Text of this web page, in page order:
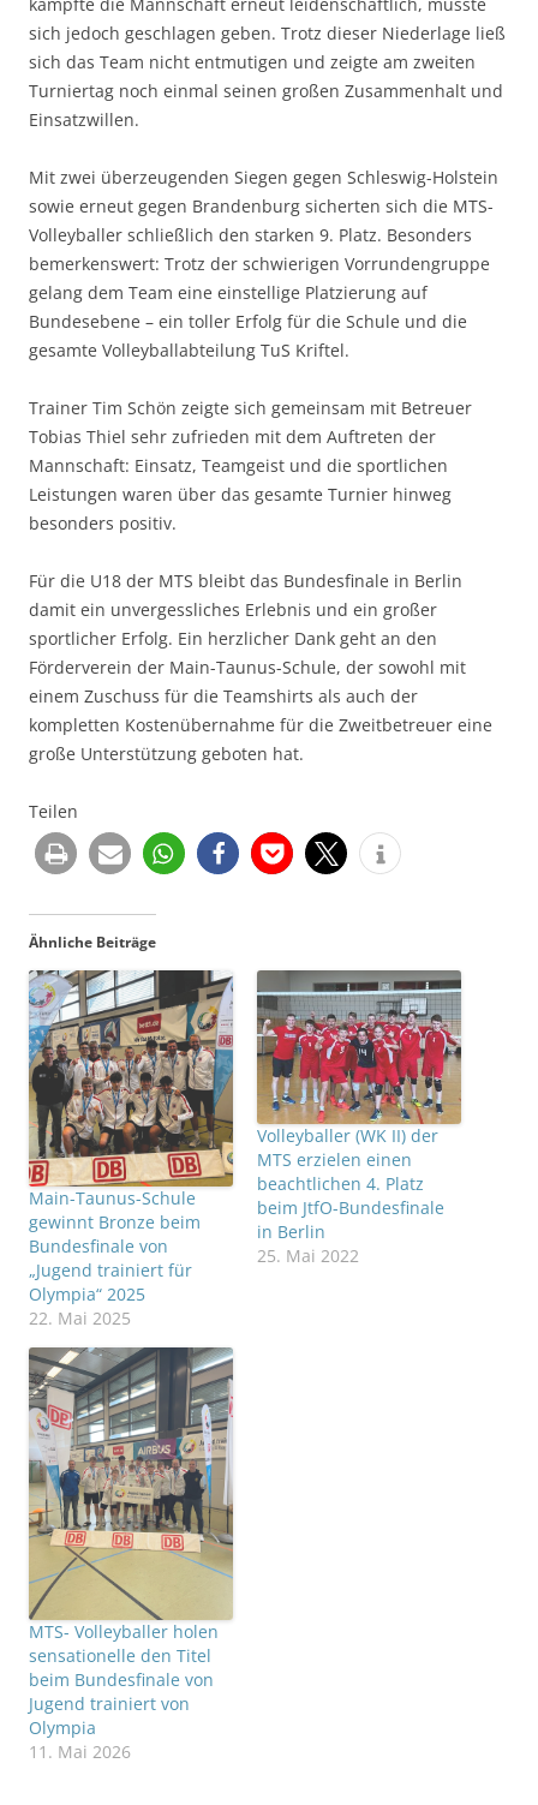
kämpfte die Mannschaft erneut leidenschaftlich, musste
sich jedoch geschlagen geben. Trotz dieser Niederlage ließ
sich das Team nicht entmutigen und zeigte am zweiten
Turniertag noch einmal seinen großen Zusammenhalt und
Einsatzwillen.
Mit zwei überzeugenden Siegen gegen Schleswig-Holstein
sowie erneut gegen Brandenburg sicherten sich die MTS-
Volleyballer schließlich den starken 9. Platz. Besonders
bemerkenswert: Trotz der schwierigen Vorrundengruppe
gelang dem Team eine einstellige Platzierung auf
Bundesebene – ein toller Erfolg für die Schule und die
gesamte Volleyballabteilung TuS Kriftel.
Trainer Tim Schön zeigte sich gemeinsam mit Betreuer
Tobias Thiel sehr zufrieden mit dem Auftreten der
Mannschaft: Einsatz, Teamgeist und die sportlichen
Leistungen waren über das gesamte Turnier hinweg
besonders positiv.
Für die U18 der MTS bleibt das Bundesfinale in Berlin
damit ein unvergessliches Erlebnis und ein großer
sportlicher Erfolg. Ein herzlicher Dank geht an den
Förderverein der Main-Taunus-Schule, der sowohl mit
einem Zuschuss für die Teamshirts als auch der
kompletten Kostenübernahme für die Zweitbetreuer eine
große Unterstützung geboten hat.
Teilen
Ähnliche Beiträge
Main-Taunus-Schule
gewinnt Bronze beim
Bundesfinale von
„Jugend trainiert für
Olympia“ 2025
22. Mai 2025
Volleyballer (WK II) der
MTS erzielen einen
beachtlichen 4. Platz
beim JtfO-Bundesfinale
in Berlin
25. Mai 2022
MTS- Volleyballer holen
sensationelle den Titel
beim Bundesfinale von
Jugend trainiert von
Olympia
11. Mai 2026